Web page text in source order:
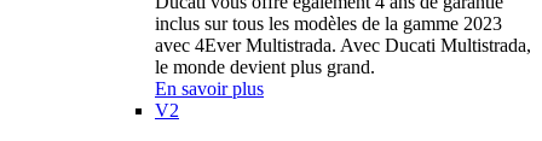
inclus sur tous les modèles de la gamme 2023
avec 4Ever Multistrada. Avec Ducati Multistrada,
le monde devient plus grand.
En savoir plus
V2